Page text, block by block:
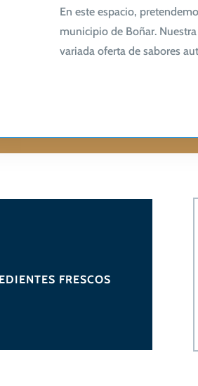
En este espacio,
municipio de Boñar.
variada oferta de sabores
FRESCOS